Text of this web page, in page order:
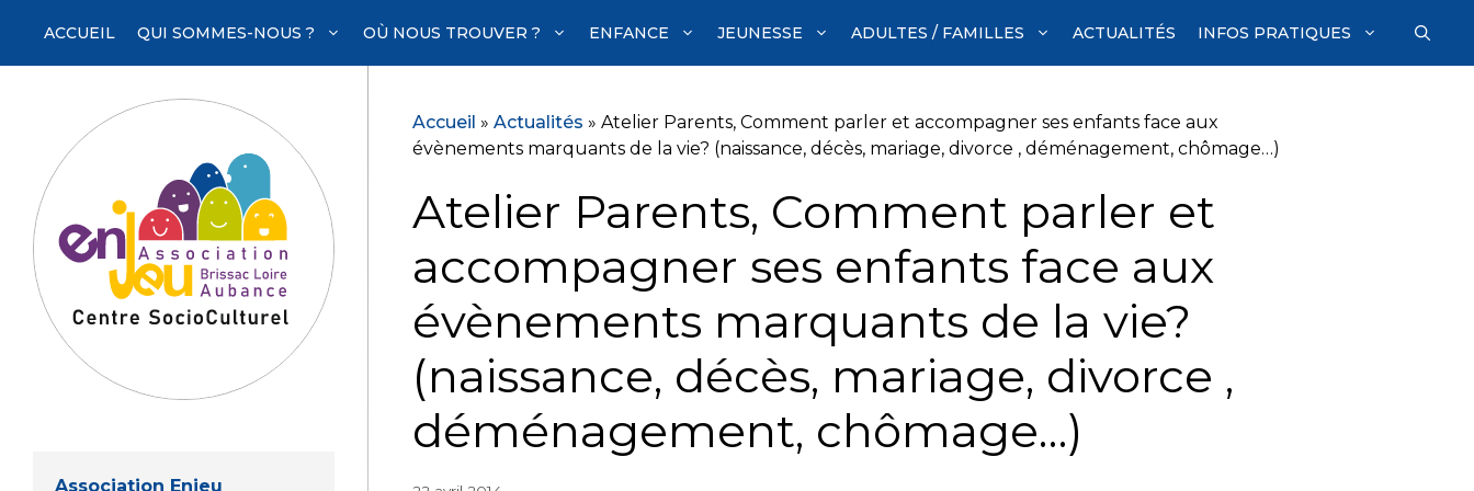
contenu
ACCUEIL QUI SOMMES-NOUS ? OÙ NOUS TROUVER ? ENFANCE JEUNESSE ADULTES / FAMILLES ACTUALITÉS INFOS PRATIQUES
Accueil » Actualités » Atelier Parents, Comment parler et accompagner ses enfants face aux
évènements marquants de la vie? (naissance, décès, mariage, divorce , déménagement, chômage…)
Atelier Parents, Comment parler et
accompagner ses enfants face aux
évènements marquants de la vie?
(naissance, décès, mariage, divorce ,
déménagement, chômage…)
Association Enjeu